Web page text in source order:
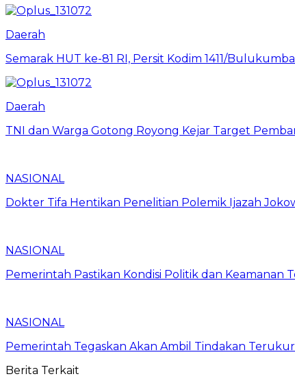
Daerah
Semarak HUT ke-81 RI, Persit Kodim 1411/
Daerah
TNI dan Warga Gotong Royong Kejar Target
NASIONAL
Dokter Tifa Hentikan Penelitian Polemik Ijazah
NASIONAL
Pemerintah Pastikan Kondisi Politik dan Keamanan
NASIONAL
Pemerintah Tegaskan Akan Ambil Tindakan
Berita Terkait